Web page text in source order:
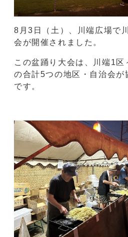
8月3日（土）、川端広場で
会が開催されました。
この盆踊り大会は、川端1
の合計5つの地区・自治会が
です。